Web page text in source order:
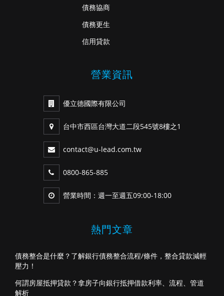
債務協商
債務更生
信用貸款
營業資訊
優立德國際有限公司
台中市西區台灣大道二段545號8樓之1
contact@u-lead.com.tw
0800-865-885
營業時間：週一至週五09:00-18:00
熱門文章
債務整合是什麼？了解銀行債務整合流程/條件，整合貸款減輕
壓力！
何謂房屋抵押貸款？拿房子向銀行抵押借款利率、流程、管道
解析